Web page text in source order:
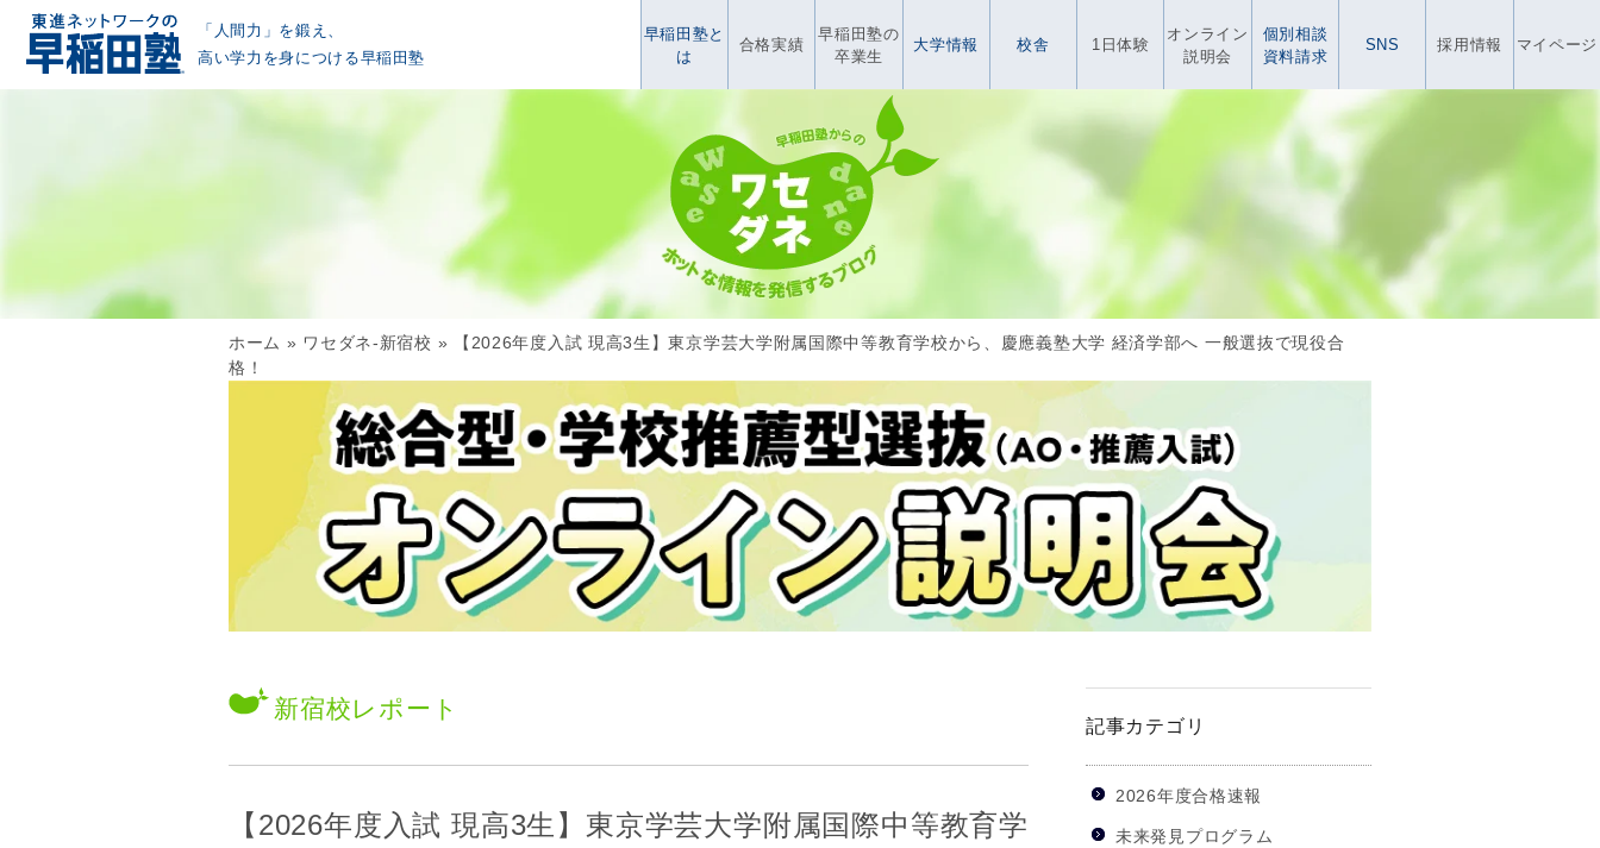
「人間力」を鍛え、
高い学力を身につける早稲田塾
早稲田塾と
は
合格実績
早稲田塾の
卒業生
大学情報 校舎 1日体験
オンライン
説明会
個別相談
資料請求
SNS 採用情報 マイページ
ホーム » ワセダネ-新宿校 »
【2026年度入試 現高3生】東京学芸大学附属国際中等教育学校から、慶應義塾大学 経済学部へ 一般選抜で現役合
格！
新宿校レポート
【2026年度入試 現高3生】東京学芸大学附属国際中等教育学
記事カテゴリ
2026年度合格速報
未来発見プログラム